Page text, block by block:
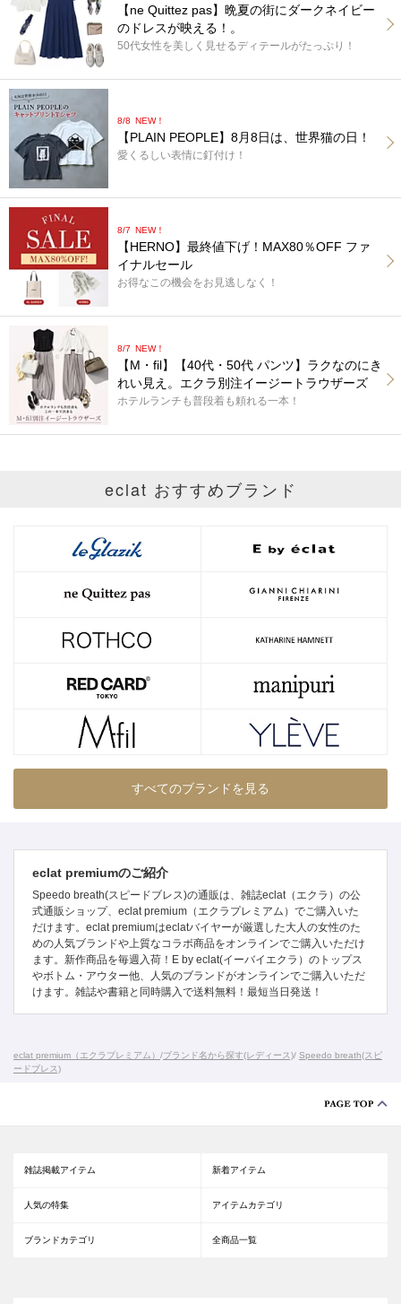
【ne Quittez pas】晩夏の街にダークネイビー
のドレスが映える！。
50代女性を美しく見せるディテールがたっぷり！
8/8 NEW！
【PLAIN PEOPLE】8月8日は、世界猫の日！
愛くるしい表情に釘付け！
8/7 NEW！
【HERNO】最終値下げ！MAX80％OFF ファ
イナルセール
お得なこの機会をお見逃しなく！
8/7 NEW！
【M・fil】【40代・50代 パンツ】ラクなのにき
れい見え。エクラ別注イージートラウザーズ
ホテルランチも普段着も頼れる一本！
eclat おすすめブランド
すべてのブランドを見る
eclat premiumのご紹介
Speedo breath(スピードブレス)の通販は、雑誌eclat（エクラ）の公
式通販ショップ、eclat premium（エクラプレミアム）でご購入いた
だけます。eclat premiumはeclatバイヤーが厳選した大人の女性のた
めの人気ブランドや上質なコラボ商品をオンラインでご購入いただけ
ます。新作商品を毎週入荷！E by eclat(イーバイエクラ）のトップス
やボトム・アウター他、人気のブランドがオンラインでご購入いただ
けます。雑誌や書籍と同時購入で送料無料！最短当日発送！
eclat premium（エクラプレミアム） /ブランド名から探す(レディース)/ Speedo breath(スピ
ードブレス)
雑誌掲載アイテム 新着アイテム
人気の特集 アイテムカテゴリ
ブランドカテゴリ 全商品一覧